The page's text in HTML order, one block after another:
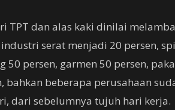
TPT dan alas kaki dinilai
serat menjadi 20 persen,
50 persen, garmen 50 persen,
bahkan beberapa perusahaan
dari sebelumnya tujuh hari kerja.